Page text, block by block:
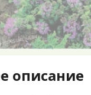
описание